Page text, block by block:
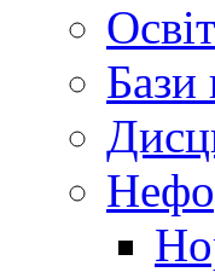
Бази